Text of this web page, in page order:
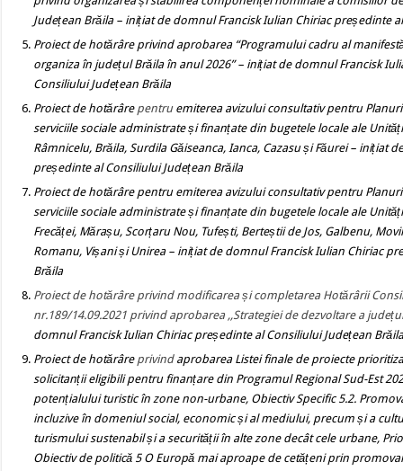
Județean Brăila – inițiat de domnul Francisk Iulian Chiriac președinte
Proiect de hotărâre privind aprobarea “Programului cadru al
organiza în județul Brăila în anul 2026” – inițiat de domnul Francisk
Consiliului Județean Brăila
Proiect de hotărâre pentru emiterea avizului consultativ pentru
serviciile sociale administrate și finanțate din bugetele locale ale
Râmnicelu, Brăila, Surdila Găiseanca, Ianca, Cazasu și Făurei– inițiat
președinte al Consiliului Județean Brăila
Proiect de hotărâre pentru emiterea avizului consultativ pentru
serviciile sociale administrate și finanțate din bugetele locale ale
Frecăței, Mărașu, Scorțaru Nou, Tufești, Berteștii de Jos, Galbenu,
Romanu, Vișani și Unirea – inițiat de domnul Francisk Iulian Chiriac
Brăila
Proiect de hotărâre privind modificarea și completarea Hotărârii
nr.189/14.09.2021 privind aprobarea ,,Strategiei de dezvoltare a
domnul Francisk Iulian Chiriac președinte al Consiliului Județean
Proiect de hotărâre privind aprobarea Listei finale de proiecte
solicitanții eligibili pentru finanțare din Programul Regional Sud-Est
potențialului turistic în zone non-urbane, Obiectiv Specific 5.2.
incluzive în domeniul social, economic și al mediului, precum și a
turismului sustenabil și a securității în alte zone decât cele urbane,
Obiectiv de politică 5 O Europă mai aproape de cetățeni prin